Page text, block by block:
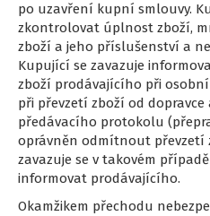
po uzavření kupní smlouvy.
zkontrolovat úplnost zboží,
zboží a jeho příslušenství a
Kupující se zavazuje
zboží prodávajícího při
při převzetí zboží od dopravce
předávacího protokolu
oprávněn odmítnout převzetí
zavazuje se v takovém
informovat prodávajícího.
Okamžikem přechodu